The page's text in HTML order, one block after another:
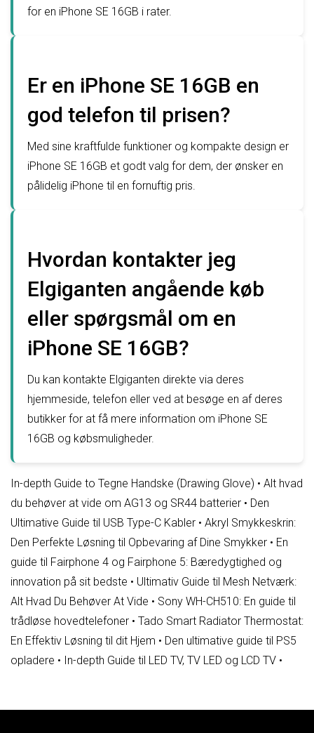
for en iPhone SE 16GB i rater.
Er en iPhone SE 16GB en
god telefon til prisen?
Med sine kraftfulde funktioner og kompakte design er
iPhone SE 16GB et godt valg for dem, der ønsker en
pålidelig iPhone til en fornuftig pris.
Hvordan kontakter jeg
Elgiganten angående køb
eller spørgsmål om en
iPhone SE 16GB?
Du kan kontakte Elgiganten direkte via deres
hjemmeside, telefon eller ved at besøge en af deres
butikker for at få mere information om iPhone SE
16GB og købsmuligheder.
In-depth Guide to Tegne Handske (Drawing Glove) • Alt hvad
du behøver at vide om AG13 og SR44 batterier • Den
Ultimative Guide til USB Type-C Kabler • Akryl Smykkeskrin:
Den Perfekte Løsning til Opbevaring af Dine Smykker • En
guide til Fairphone 4 og Fairphone 5: Bæredygtighed og
innovation på sit bedste • Ultimativ Guide til Mesh Netværk:
Alt Hvad Du Behøver At Vide • Sony WH-CH510: En guide til
trådløse hovedtelefoner • Tado Smart Radiator Thermostat:
En Effektiv Løsning til dit Hjem • Den ultimative guide til PS5
opladere • In-depth Guide til LED TV, TV LED og LCD TV •